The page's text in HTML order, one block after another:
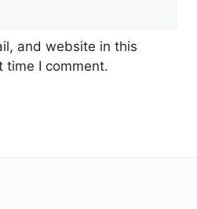
and website in this
time I comment.